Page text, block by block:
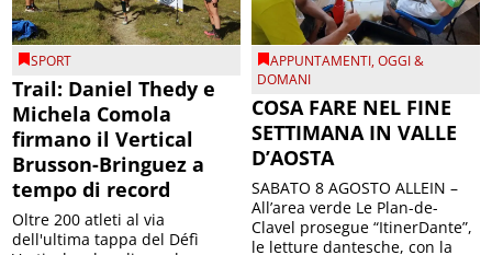
SPORT
Trail: Daniel Thedy e
Michela Comola
firmano il Vertical
Brusson-Bringuez a
tempo di record
Oltre 200 atleti al via
dell'ultima tappa del Défì
APPUNTAMENTI,OGGI &
DOMANI
COSA FARE NEL FINE
SETTIMANA IN VALLE
D’AOSTA
SABATO 8 AGOSTO ALLEIN –
All’area verde Le Plan-de-
Clavel prosegue “ItinerDante”,
le letture dantesche, con la